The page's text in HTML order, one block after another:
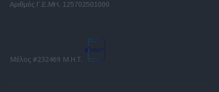
Αριθμός Γ.Ε.ΜΗ. 125702501000
Μέλος #232469 Μ.Η.Τ.